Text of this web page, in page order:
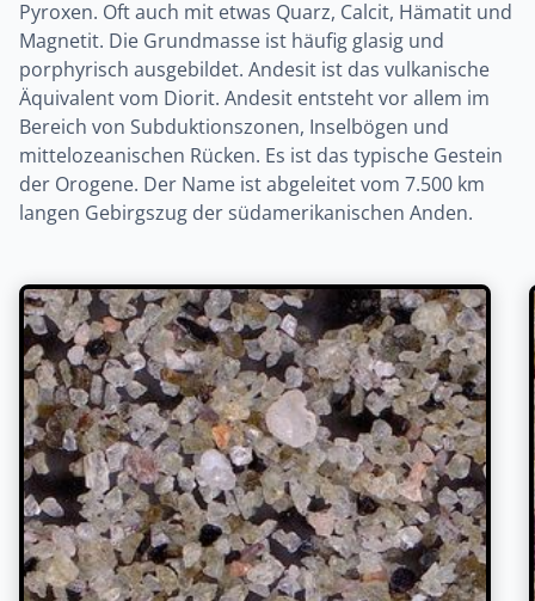
Pyroxen. Oft auch mit etwas Quarz, Calcit, Hämatit und
Magnetit. Die Grundmasse ist häufig glasig und
porphyrisch ausgebildet. Andesit ist das vulkanische
Äquivalent vom Diorit. Andesit entsteht vor allem im
Bereich von Subduktionszonen, Inselbögen und
mittelozeanischen Rücken. Es ist das typische Gestein
der Orogene. Der Name ist abgeleitet vom 7.500 km
langen Gebirgszug der südamerikanischen Anden.